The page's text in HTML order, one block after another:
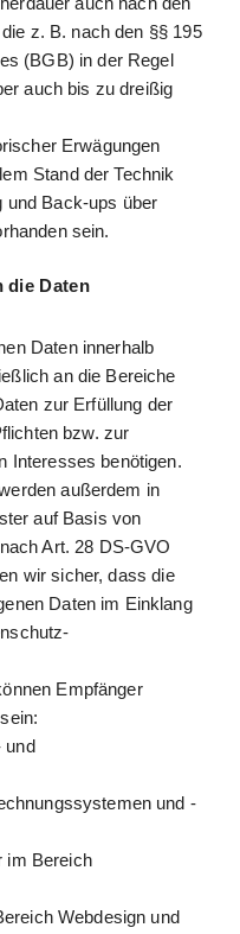
z. B. nach den §§ 195
(BGB) in der Regel
auch bis zu dreißig
Erwägungen
Stand der Technik
und Back-ups über
sein.
die Daten
Daten innerhalb
an die Bereiche
zur Erfüllung der
bzw. zur
Interesses benötigen.
außerdem in
auf Basis von
Art. 28 DS-GVO
wir sicher, dass die
Daten im Einklang
Empfänger
und
und -
im Bereich
Webdesign und